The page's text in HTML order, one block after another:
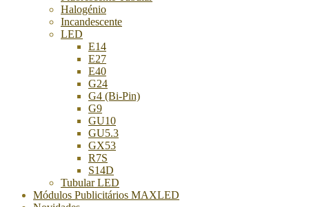
Halogénio
Incandescente
LED
E14
E27
E40
G24
G4 (Bi-Pin)
G9
GU10
GU5.3
GX53
R7S
S14D
Tubular LED
Módulos Publicitários MAXLED